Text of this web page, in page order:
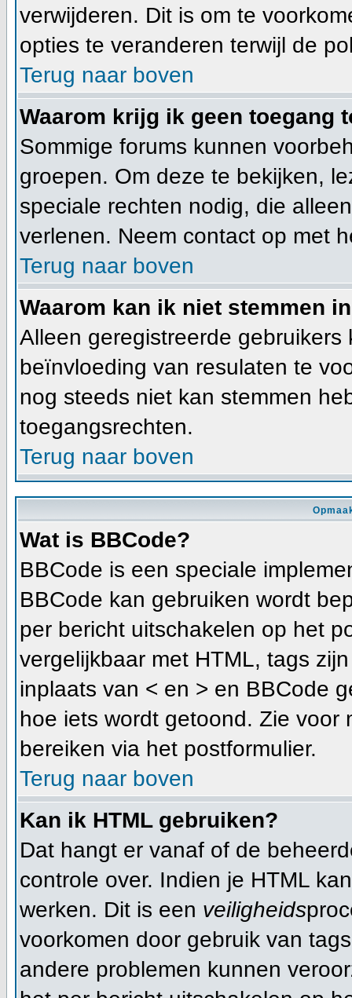
verwijderen. Dit is om te
opties te veranderen terwijl de
Terug naar boven
Waarom krijg ik geen toegang
Sommige forums kunnen
groepen. Om deze te bekijken,
speciale rechten nodig, die
verlenen. Neem contact op met
Terug naar boven
Waarom kan ik niet stemmen
Alleen geregistreerde
beïnvloeding van resulaten te
nog steeds niet kan stemmen
toegangsrechten.
Terug naar boven
Wat is BBCode?
BBCode is een speciale
BBCode kan gebruiken wordt
per bericht uitschakelen op het
vergelijkbaar met HTML, tags
inplaats van < en > en BBCode
hoe iets wordt getoond. Zie voor
bereiken via het postformulier.
Terug naar boven
Kan ik HTML gebruiken?
Dat hangt er vanaf of de
controle over. Indien je HTML
werken. Dit is een veiligheids
voorkomen door gebruik van
andere problemen kunnen